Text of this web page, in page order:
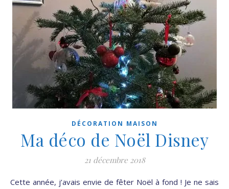
DÉCORATION MAISON
Ma déco de Noël Disney
21 décembre 2018
Cette année, j’avais envie de fêter Noël à fond ! Je ne sais